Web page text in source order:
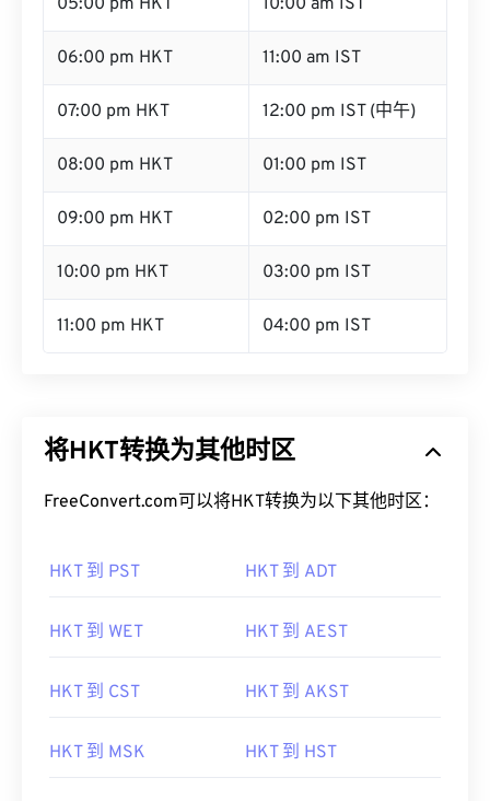
05:00 pm HKT 10:00 am IST
06:00 pm HKT 11:00 am IST
07:00 pm HKT 12:00 pm IST (中午)
08:00 pm HKT 01:00 pm IST
09:00 pm HKT 02:00 pm IST
10:00 pm HKT 03:00 pm IST
11:00 pm HKT 04:00 pm IST
将HKT转换为其他时区
FreeConvert.com可以将HKT转换为以下其他时区：
HKT 到 PST HKT 到 ADT
HKT 到 WET HKT 到 AEST
HKT 到 CST HKT 到 AKST
HKT 到 MSK HKT 到 HST